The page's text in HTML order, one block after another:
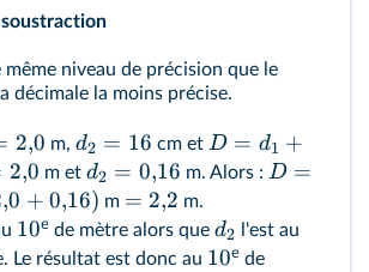
même niveau de précision que le
décimale la moins précise.
2,0 m, d2 = 16 cm et D = d1 +
2,0 m et d2 = 0,16 m. Alors : D =
,0 + 0,16) m = 2,2 m.
10e de mètre alors que d2 l'est au
Le résultat est donc au 10e de